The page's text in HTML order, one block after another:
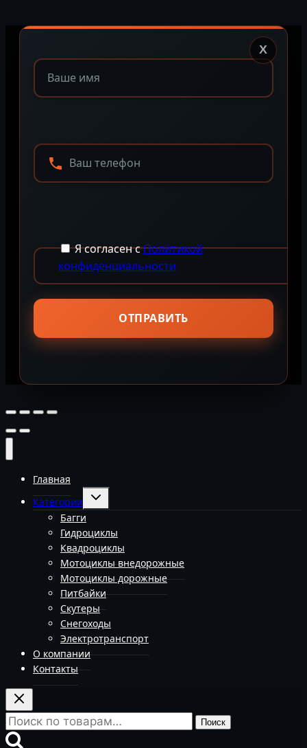
Я согласен сПолитикой
конфиденциальности
X
Главная
Категории
Переключить
Багги
Гидроциклы
Квадроциклы
Мотоциклы внедорожные
Мотоциклы дорожные
Питбайки
Скутеры
Снегоходы
Электротранспорт
О компании
Контакты
Искать: Поиск